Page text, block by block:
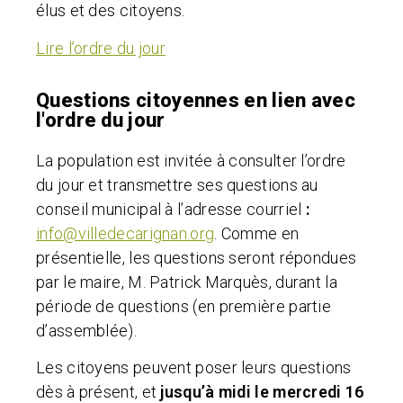
élus et des citoyens.
Lire l’ordre du jour
Questions citoyennes en lien avec
l'ordre du jour
La population est invitée à consulter l’ordre
du jour et transmettre ses questions au
conseil municipal à l’adresse courriel :
info@villedecarignan.org . Comme en
présentielle, les questions seront répondues
par le maire, M. Patrick Marquès, durant la
période de questions (en première partie
d’assemblée).
Les citoyens peuvent poser leurs questions
dès à présent, et jusqu’à midi le mercredi 16